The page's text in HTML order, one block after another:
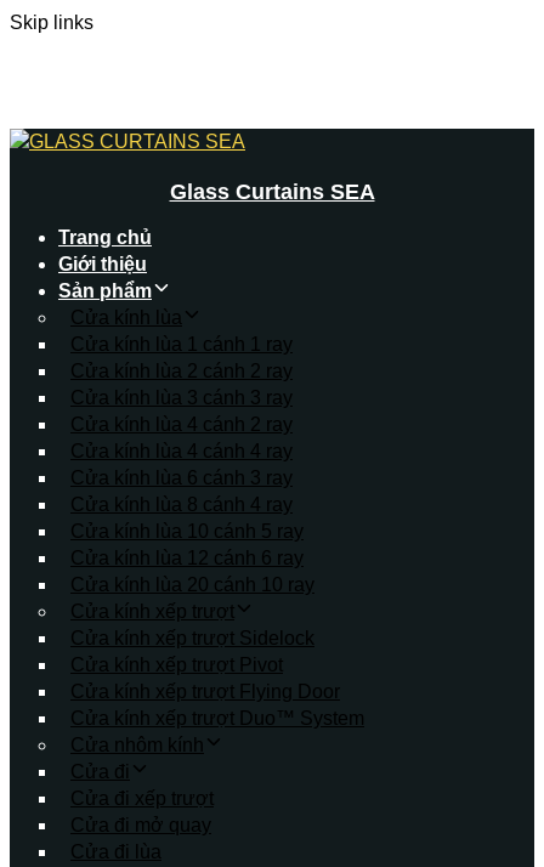
Skip links
Glass Curtains SEA
Trang chủ
Giới thiệu
Sản phẩm
Cửa kính lùa
Cửa kính lùa 1 cánh 1 ray
Cửa kính lùa 2 cánh 2 ray
Cửa kính lùa 3 cánh 3 ray
Cửa kính lùa 4 cánh 2 ray
Cửa kính lùa 4 cánh 4 ray
Cửa kính lùa 6 cánh 3 ray
Cửa kính lùa 8 cánh 4 ray
Cửa kính lùa 10 cánh 5 ray
Cửa kính lùa 12 cánh 6 ray
Cửa kính lùa 20 cánh 10 ray
Cửa kính xếp trượt
Cửa kính xếp trượt Sidelock
Cửa kính xếp trượt Pivot
Cửa kính xếp trượt Flying Door
Cửa kính xếp trượt Duo™ System
Cửa nhôm kính
Cửa đi
Cửa đi xếp trượt
Cửa đi mở quay
Cửa đi lùa